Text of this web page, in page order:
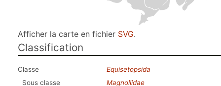
Afficher la carte en fichier SVG.
Classification
Classe
Equisetopsida
Sous classe
Magnoliidae